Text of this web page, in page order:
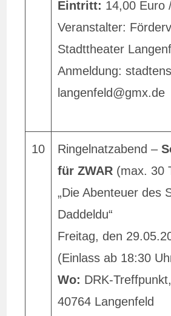
Eintritt: 14,00 Euro
Veranstalter:
Stadttheater
Anmeldung:
langenfeld@gmx.de
10 Ringelnatzabend –
für ZWAR (max. 30
„Die Abenteuer des
Daddeldu“
Freitag, den
(Einlass ab 18:30
Wo: DRK-
40764 Langenfeld